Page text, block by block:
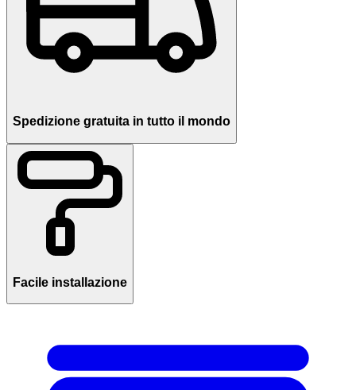
Spedizione gratuita in tutto il mondo
Facile installazione